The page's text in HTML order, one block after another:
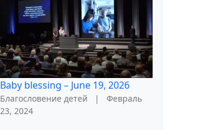
Baby blessing – June 19, 2026
Благословение детей | Февраль
23, 2024